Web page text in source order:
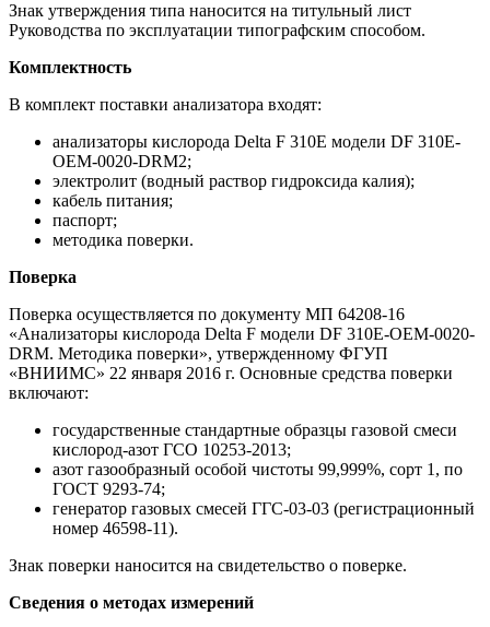
Знак утверждения типа наносится на титульный лист
Руководства по эксплуатации типографским способом.
Комплектность
В комплект поставки анализатора входят:
анализаторы кислорода Delta F 310E модели DF 310E-
OEM-0020-DRM2;
электролит (водный раствор гидроксида калия);
кабель питания;
паспорт;
методика поверки.
Поверка
Поверка осуществляется по документу МП 64208-16
«Анализаторы кислорода Delta F модели DF 310E-OEM-0020-
DRM. Методика поверки», утвержденному ФГУП
«ВНИИМС» 22 января 2016 г. Основные средства поверки
включают:
государственные стандартные образцы газовой смеси
кислород-азот ГСО 10253-2013;
азот газообразный особой чистоты 99,999%, сорт 1, по
ГОСТ 9293-74;
генератор газовых смесей ГГС-03-03 (регистрационный
номер 46598-11).
Знак поверки наносится на свидетельство о поверке.
Сведения о методах измерений